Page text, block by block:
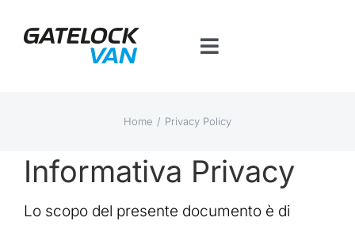
Toggle
Home Privacy Policy
Informativa Privacy
Lo scopo del presente documento è di